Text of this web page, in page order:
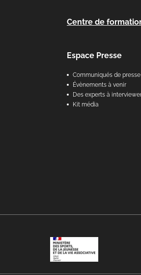
Centre de
Espace Presse
Communiqués de presse
Évènements à venir
Des experts à
Kit média